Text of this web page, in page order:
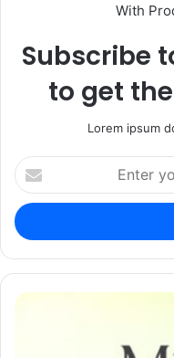
With
Subscribe
to get
Lorem ipsum
Enter
your
Email
address